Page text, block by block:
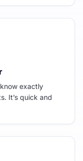
exactly
It’s quick and